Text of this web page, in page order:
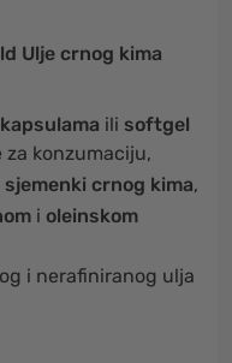
Ulje crnog kima
ili softgel
za konzumaciju,
crnog kima,
i oleinskom
i nerafiniranog ulja